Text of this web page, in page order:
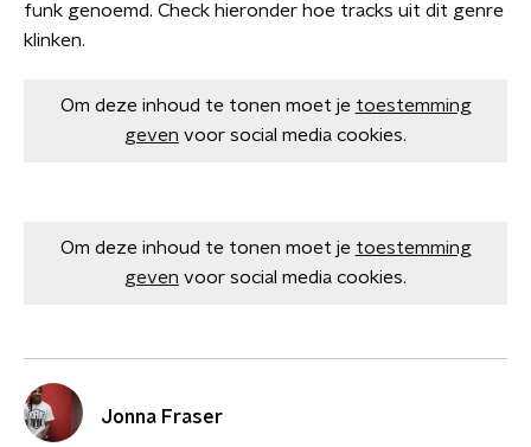
funk genoemd. Check hieronder hoe tracks uit dit genre
klinken.
Om deze inhoud te tonen moet je toestemming
geven voor social media cookies.
Om deze inhoud te tonen moet je toestemming
geven voor social media cookies.
Jonna Fraser